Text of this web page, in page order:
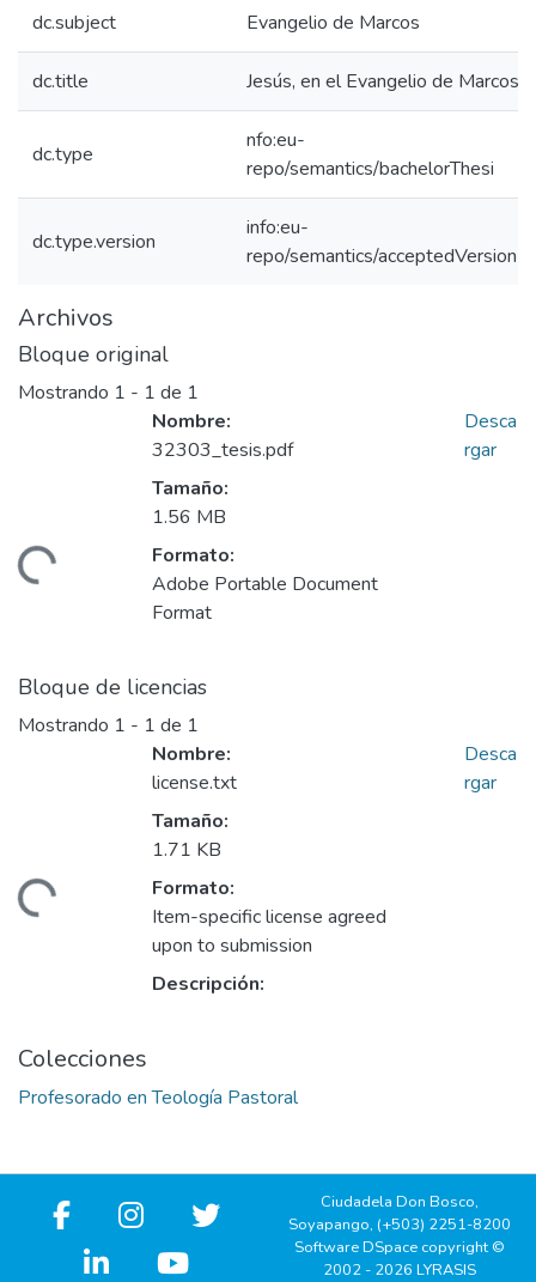
dc.subject Evangelio de Marcos
dc.title Jesús, en el Evangelio de Marcos.
dc.type
nfo:eu-
repo/semantics/bachelorThesi
dc.type.version
info:eu-
repo/semantics/acceptedVersion
Archivos
Bloque original
Mostrando 1 - 1 de 1
Nombre:
32303_tesis.pdf
Tamaño:
1.56 MB
Formato:
Adobe Portable Document
Format
Desca
rgar
Bloque de licencias
Mostrando 1 - 1 de 1
Nombre:
license.txt
Tamaño:
1.71 KB
Formato:
Item-specific license agreed
upon to submission
Descripción:
Desca
rgar
Colecciones
Profesorado en Teología Pastoral
Ciudadela Don Bosco,
Soyapango, (+503) 2251-8200
Software DSpace copyright ©
2002 - 2026 LYRASIS